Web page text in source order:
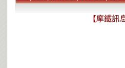
【摩鐵訊